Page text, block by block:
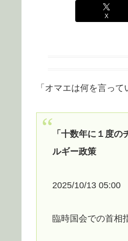
X
「オマエは何を言っ
「十数年に１度
ルギー政策
2025/10/13 05:00
臨時国会での首相